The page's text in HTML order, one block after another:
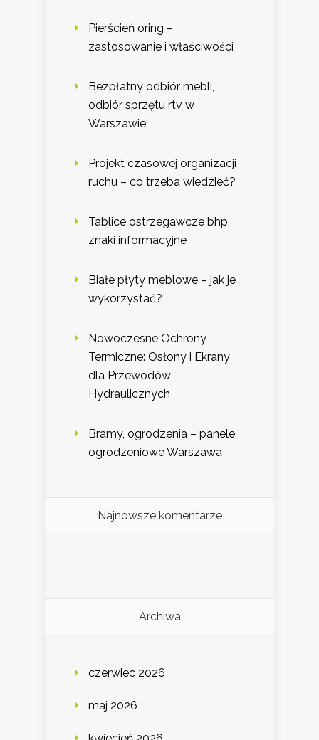
Pierścień oring –
zastosowanie i właściwości
Bezpłatny odbiór mebli,
odbiór sprzętu rtv w
Warszawie
Projekt czasowej organizacji
ruchu – co trzeba wiedzieć?
Tablice ostrzegawcze bhp,
znaki informacyjne
Białe płyty meblowe – jak je
wykorzystać?
Nowoczesne Ochrony
Termiczne: Osłony i Ekrany
dla Przewodów
Hydraulicznych
Bramy, ogrodzenia – panele
ogrodzeniowe Warszawa
Najnowsze komentarze
Archiwa
czerwiec 2026
maj 2026